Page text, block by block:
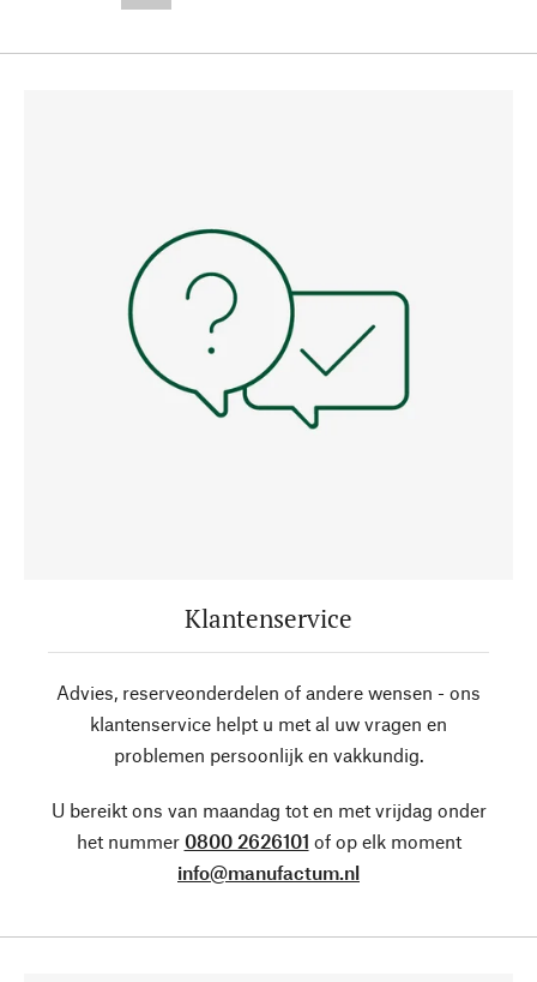
Klantenservice
Advies, reserveonderdelen of andere wensen - ons
klantenservice helpt u met al uw vragen en
problemen persoonlijk en vakkundig.
U bereikt ons van maandag tot en met vrijdag onder
het nummer 0800 2626101 of op elk moment
info@manufactum.nl